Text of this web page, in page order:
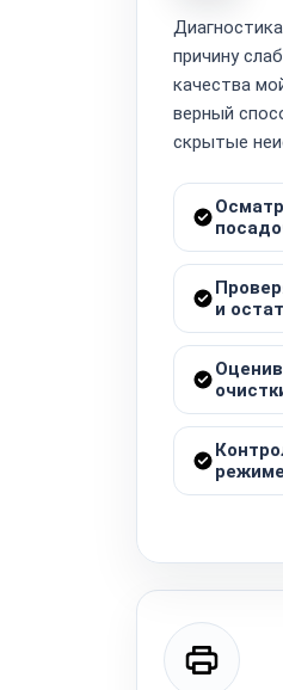
причину
качества
верный
скрытые
и